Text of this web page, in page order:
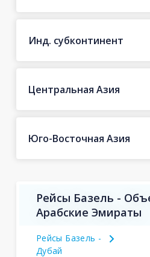
Инд. субконтинент
Центральная Азия
Юго-Восточная Азия
Рейсы Базель -
Арабские Эмираты
Рейсы Базель -
Дубай